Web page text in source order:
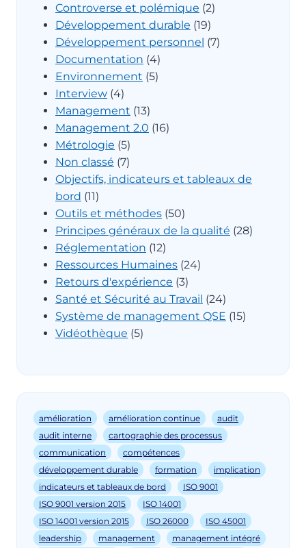
Controverse et polémique (2)
Développement durable (19)
Développement personnel (7)
Documentation (4)
Environnement (5)
Interview (4)
Management (13)
Management 2.0 (16)
Métrologie (5)
Non classé (7)
Objectifs, indicateurs et tableaux de
bord (11)
Outils et méthodes (50)
Principes généraux de la qualité (28)
Réglementation (12)
Ressources Humaines (24)
Retours d'expérience (3)
Santé et Sécurité au Travail (24)
Système de management QSE (15)
Vidéothèque (5)
amélioration amélioration continue
audit
audit interne
cartographie des processus
communication
compétences
développement durable
formation
implication
indicateurs et tableaux de bord
ISO 9001
ISO 9001 version 2015
ISO 14001
ISO 14001 version 2015
ISO 26000
ISO 45001
leadership
management management intégré